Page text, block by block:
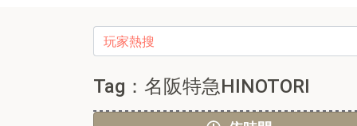
Tag：名阪特急HINOTORI